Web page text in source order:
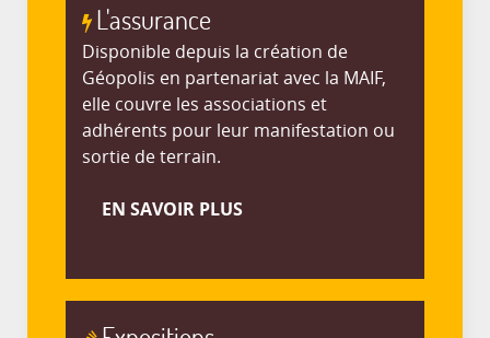
L'assurance
Disponible depuis la création de
Géopolis en partenariat avec la MAIF,
elle couvre les associations et
adhérents pour leur manifestation ou
sortie de terrain.
EN SAVOIR PLUS